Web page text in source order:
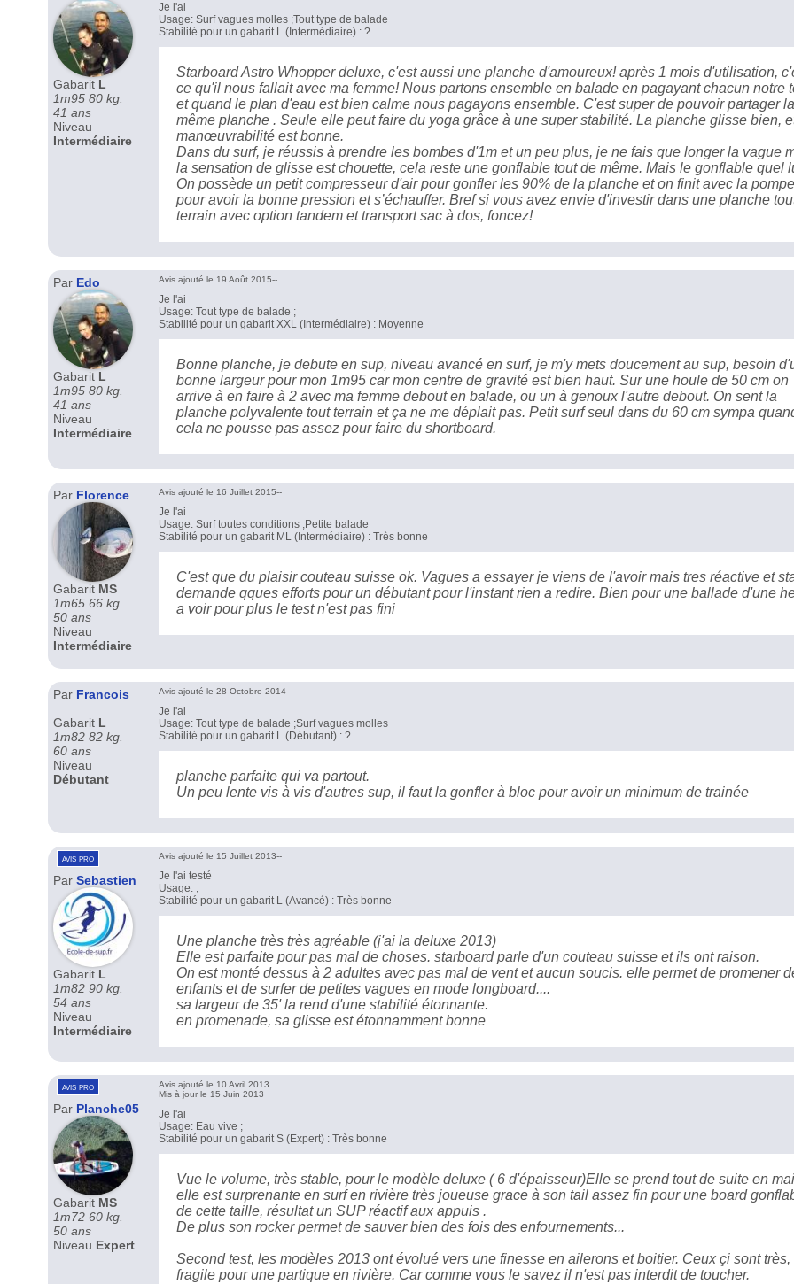
Gabarit L
1m95 80 kg.
41 ans
Niveau
Intermédiaire
Je l'ai
Usage: Surf vagues molles ;Tout type de balade
Stabilité pour un gabarit L (Intermédiaire) : ?
Starboard Astro Whopper deluxe, c'est aussi une planche d'amoureux! après 1 mois d'utilisation,
ce qu'il nous fallait avec ma femme! Nous partons ensemble en balade en pagayant chacun notre
et quand le plan d'eau est bien calme nous pagayons ensemble. C'est super de pouvoir partager la
même planche . Seule elle peut faire du yoga grâce à une super stabilité. La planche glisse bien,
manœuvrabilité est bonne.
Dans du surf, je réussis à prendre les bombes d'1m et un peu plus, je ne fais que longer la vague
la sensation de glisse est chouette, cela reste une gonflable tout de même. Mais le gonflable quel
On possède un petit compresseur d'air pour gonfler les 90% de la planche et on finit avec la pompe
pour avoir la bonne pression et s’échauffer. Bref si vous avez envie d'investir dans une planche
terrain avec option tandem et transport sac à dos, foncez!
Par Edo
Gabarit L
1m95 80 kg.
41 ans
Niveau
Intermédiaire
Avis ajouté le 19 Août 2015--
Je l'ai
Usage: Tout type de balade ;
Stabilité pour un gabarit XXL (Intermédiaire) : Moyenne
Bonne planche, je debute en sup, niveau avancé en surf, je m'y mets doucement au sup, besoin
bonne largeur pour mon 1m95 car mon centre de gravité est bien haut. Sur une houle de 50 cm on
arrive à en faire à 2 avec ma femme debout en balade, ou un à genoux l'autre debout. On sent la
planche polyvalente tout terrain et ça ne me déplait pas. Petit surf seul dans du 60 cm sympa
cela ne pousse pas assez pour faire du shortboard.
Par Florence
Gabarit MS
1m65 66 kg.
50 ans
Niveau
Intermédiaire
Avis ajouté le 16 Juillet 2015--
Je l'ai
Usage: Surf toutes conditions ;Petite balade
Stabilité pour un gabarit ML (Intermédiaire) : Très bonne
C'est que du plaisir couteau suisse ok. Vagues a essayer je viens de l'avoir mais tres réactive et
demande qques efforts pour un débutant pour l'instant rien a redire. Bien pour une ballade d'une
a voir pour plus le test n'est pas fini
Par Francois
Gabarit L
1m82 82 kg.
60 ans
Niveau
Débutant
Avis ajouté le 28 Octobre 2014--
Je l'ai
Usage: Tout type de balade ;Surf vagues molles
Stabilité pour un gabarit L (Débutant) : ?
planche parfaite qui va partout.
Un peu lente vis à vis d'autres sup, il faut la gonfler à bloc pour avoir un minimum de trainée
avis pro
Par Sebastien
Gabarit L
1m82 90 kg.
54 ans
Niveau
Intermédiaire
Avis ajouté le 15 Juillet 2013--
Je l'ai testé
Usage: ;
Stabilité pour un gabarit L (Avancé) : Très bonne
Une planche très très agréable (j'ai la deluxe 2013)
Elle est parfaite pour pas mal de choses. starboard parle d'un couteau suisse et ils ont raison.
On est monté dessus à 2 adultes avec pas mal de vent et aucun soucis. elle permet de promener
enfants et de surfer de petites vagues en mode longboard....
sa largeur de 35' la rend d'une stabilité étonnante.
en promenade, sa glisse est étonnamment bonne
avis pro
Par Planche05
Gabarit MS
1m72 60 kg.
50 ans
Niveau Expert
Avis ajouté le 10 Avril 2013
Mis à jour le 15 Juin 2013
Je l'ai
Usage: Eau vive ;
Stabilité pour un gabarit S (Expert) : Très bonne
Vue le volume, très stable, pour le modèle deluxe ( 6 d'épaisseur)Elle se prend tout de suite en
elle est surprenante en surf en rivière très joueuse grace à son tail assez fin pour une board
de cette taille, résultat un SUP réactif aux appuis .
De plus son rocker permet de sauver bien des fois des enfournements...
Second test, les modèles 2013 ont évolué vers une finesse en ailerons et boitier. Ceux çi sont très,
fragile pour une partique en rivière. Car comme vous le savez il n'est pas interdit de toucher.